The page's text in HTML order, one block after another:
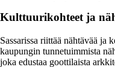
Kulttuurikohteet ja
Sassarissa riittää nähtävää ja
kaupungin tunnetuimmista
joka edustaa goottilaista